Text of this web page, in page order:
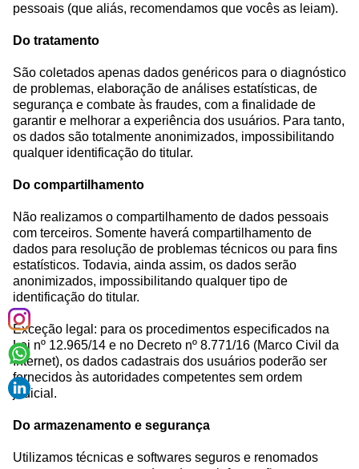
pessoais (que aliás, recomendamos que vocês as leiam).
Do tratamento
São coletados apenas dados genéricos para o diagnóstico
de problemas, elaboração de análises estatísticas, de
segurança e combate às fraudes, com a finalidade de
garantir e melhorar a experiência dos usuários. Para tanto,
os dados são totalmente anonimizados, impossibilitando
qualquer identificação do titular.
Do compartilhamento
Não realizamos o compartilhamento de dados pessoais
com terceiros. Somente haverá compartilhamento de
dados para resolução de problemas técnicos ou para fins
estatísticos. Todavia, ainda assim, os dados serão
anonimizados, impossibilitando qualquer tipo de
identificação do titular.
Exceção legal: para os procedimentos especificados na
Lei nº 12.965/14 e no Decreto nº 8.771/16 (Marco Civil da
Internet), os dados cadastrais dos usuários poderão ser
fornecidos às autoridades competentes sem ordem
judicial.
Do armazenamento e segurança
Utilizamos técnicas e softwares seguros e renomados